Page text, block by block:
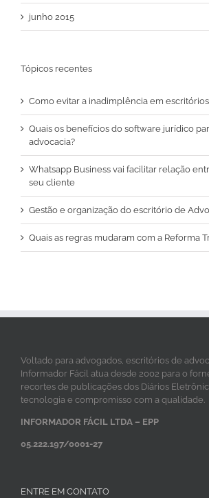
junho 2015
Tópicos recentes
Como evitar a inadimplência em
Quais os benefícios do software jurídico
advocacia?
Whatsapp Business vai facilitar relação
seu cliente
Gestão e organização do escritório de
Quais as regras mudaram com a Reforma
Voltado para advogados, escritórios de
Informador Fácil atua desde 2002 para o
recortes de publicações dos Diários
tecnologia e compromisso com a qualidade.
INFORMADOR FÁCIL LTDA – EPP
05.222.197/0001-27
ENTRE EM CONTATO